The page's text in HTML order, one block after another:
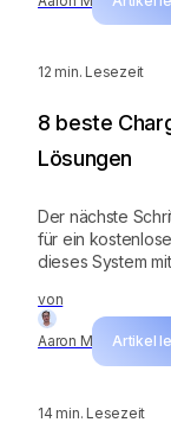
Konversionsrate
12 min. Lesezeit
von
Aaron M Artikel
8 beste
Lösungen
Der nächste
für ein
dieses System
Chargeback-
ansehen.
14 min. Lesezeit